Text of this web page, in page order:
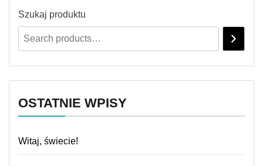
Szukaj produktu
OSTATNIE WPISY
Witaj, świecie!